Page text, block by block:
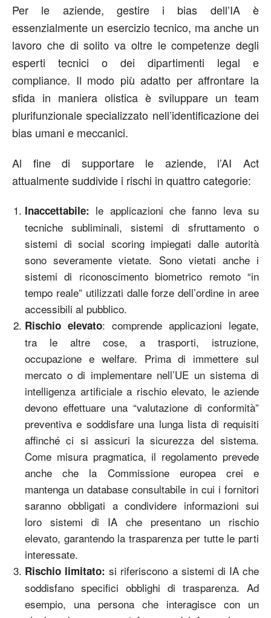
Per le aziende, gestire i bias dell’IA è
essenzialmente un esercizio tecnico, ma anche un
lavoro che di solito va oltre le competenze degli
esperti tecnici o dei dipartimenti legal e
compliance. Il modo più adatto per affrontare la
sfida in maniera olistica è sviluppare un team
plurifunzionale specializzato nell’identificazione dei
bias umani e meccanici.
Al fine di supportare le aziende, l’AI Act
attualmente suddivide i rischi in quattro categorie:
Inaccettabile: le applicazioni che fanno leva su
tecniche subliminali, sistemi di sfruttamento o
sistemi di social scoring impiegati dalle autorità
sono severamente vietate. Sono vietati anche i
sistemi di riconoscimento biometrico remoto “in
tempo reale” utilizzati dalle forze dell’ordine in aree
accessibili al pubblico.
Rischio elevato: comprende applicazioni legate,
tra le altre cose, a trasporti, istruzione,
occupazione e welfare. Prima di immettere sul
mercato o di implementare nell’UE un sistema di
intelligenza artificiale a rischio elevato, le aziende
devono effettuare una “valutazione di conformità”
preventiva e soddisfare una lunga lista di requisiti
affinché ci si assicuri la sicurezza del sistema.
Come misura pragmatica, il regolamento prevede
anche che la Commissione europea crei e
mantenga un database consultabile in cui i fornitori
saranno obbligati a condividere informazioni sui
loro sistemi di IA che presentano un rischio
elevato, garantendo la trasparenza per tutte le parti
interessate.
Rischio limitato:si riferiscono a sistemi di IA che
soddisfano specifici obblighi di trasparenza. Ad
esempio, una persona che interagisce con un